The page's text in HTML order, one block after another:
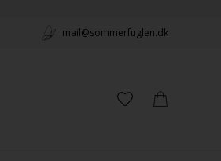
mail@sommerfuglen.dk